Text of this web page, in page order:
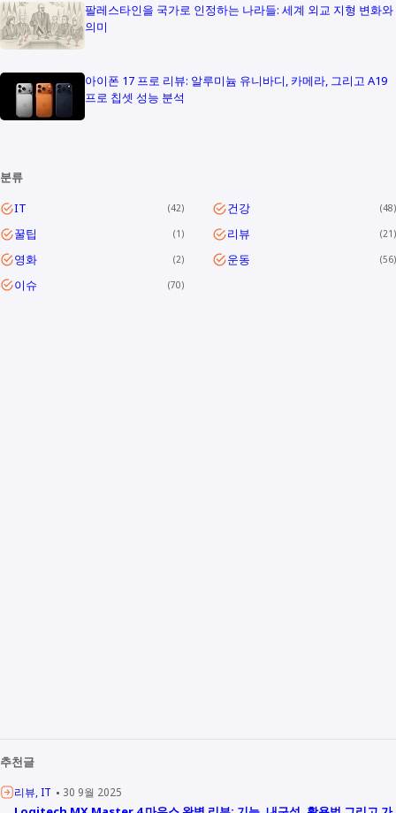
팔레스타인을 국가로 인정하는 나라들: 세계 외교 지형 변화와
의미
아이폰 17 프로 리뷰: 알루미늄 유니바디, 카메라, 그리고 A19
프로 칩셋 성능 분석
분류
IT
42 건강 48
꿀팁 1 리뷰 21
영화 2 운동 56
이슈 70
추천글
리뷰 IT 30 9월 2025